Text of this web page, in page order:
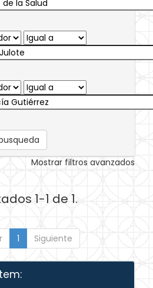
Mostrar filtros avanzados
1-1 de 1.
1 Siguiente